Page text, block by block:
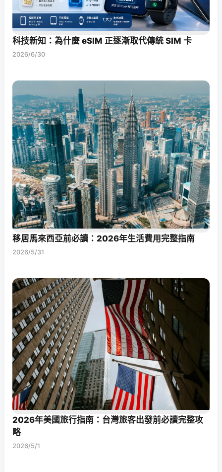
科技新知：為什麼 eSIM 正逐漸取代傳統 SIM 卡
2026/6/30
移居馬來西亞前必讀：2026年生活費用完整指南
2026/5/31
2026年美國旅行指南：台灣旅客出發前必讀完整攻
略
2026/5/1